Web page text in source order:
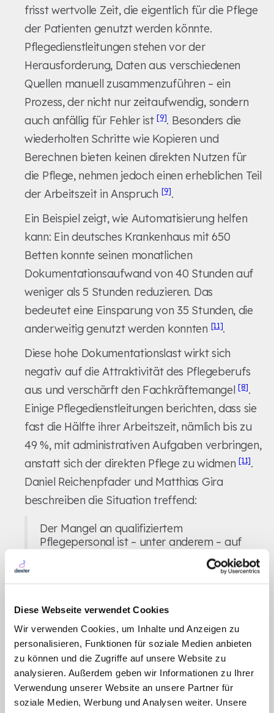
Diese Webseite verwendet Cookies
Wir verwenden Cookies, um Inhalte und Anzeigen zu
personalisieren, Funktionen für soziale Medien anbieten
zu können und die Zugriffe auf unsere Website zu
analysieren. Außerdem geben wir Informationen zu Ihrer
Verwendung unserer Website an unsere Partner für
soziale Medien, Werbung und Analysen weiter. Unsere
frisst wertvolle Zeit, die eigentlich für die Pflege
der Patienten genutzt werden könnte.
Pflegedienstleitungen stehen vor der
Herausforderung, Daten aus verschiedenen
Quellen manuell zusammenzuführen – ein
Prozess, der nicht nur zeitaufwendig, sondern
auch anfällig für Fehler ist[9]. Besonders die
wiederholten Schritte wie Kopieren und
Berechnen bieten keinen direkten Nutzen für
die Pflege, nehmen jedoch einen erheblichen Teil
der Arbeitszeit in Anspruch [9].
Ein Beispiel zeigt, wie Automatisierung helfen
kann: Ein deutsches Krankenhaus mit 650
Betten konnte seinen monatlichen
Dokumentationsaufwand von 40 Stunden auf
weniger als 5 Stunden reduzieren. Das
bedeutet eine Einsparung von 35 Stunden, die
anderweitig genutzt werden konnten [11].
Diese hohe Dokumentationslast wirkt sich
negativ auf die Attraktivität des Pflegeberufs
aus und verschärft den Fachkräftemangel[8].
Einige Pflegedienstleitungen berichten, dass sie
fast die Hälfte ihrer Arbeitszeit, nämlich bis zu
49 %, mit administrativen Aufgaben verbringen,
anstatt sich der direkten Pflege zu widmen[11].
Daniel Reichenpfader und Matthias Gira
beschreiben die Situation treffend:
Der Mangel an qualifiziertem
Pflegepersonal ist – unter anderem – auf
die geringe Attraktivität des Berufs
Zusätzlich erhöht der psychologische Druck
den Stress: Fehler oder Lücken in der
Dokumentation können zu empfindlichen
Strafen führen. Krankenhäuser in Deutschland
riskieren Bußgelder von bis zu 20.000 € für